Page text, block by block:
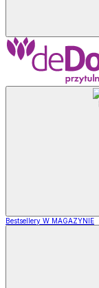
Bestsellery W MAGAZYNIE